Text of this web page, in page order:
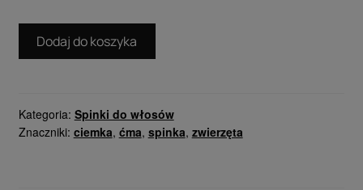
ilość
Niebieska
wersja
freehand
Dodaj do koszyka
Kategoria: Spinki do włosów
Znaczniki: ciemka, ćma, spinka, zwierzęta